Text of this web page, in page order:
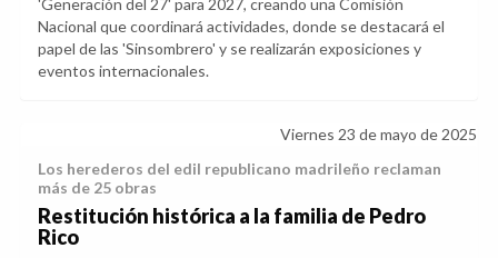
Nacional que coordinará actividades, donde se destacará el
papel de las 'Sinsombrero' y se realizarán exposiciones y
eventos internacionales.
Viernes 23 de mayo de 2025
Los herederos del edil republicano madrileño reclaman
más de 25 obras
Restitución histórica a la familia de Pedro
Rico